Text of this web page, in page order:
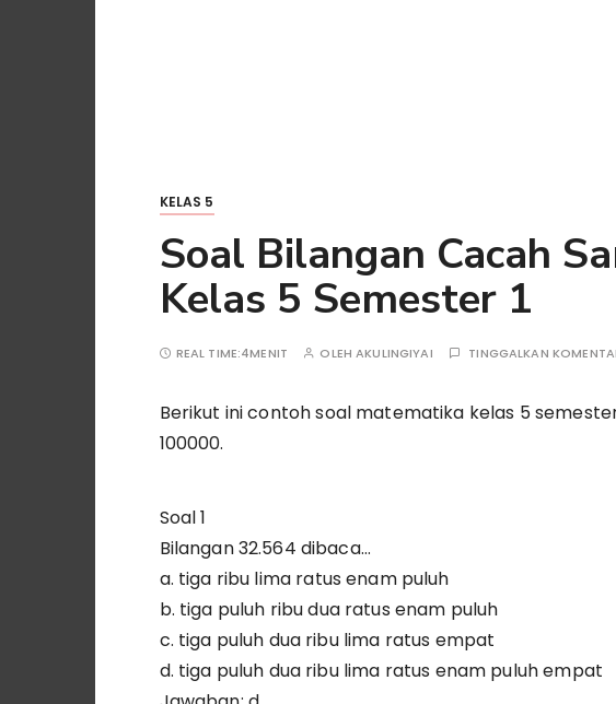
KELAS 5
Soal Bilangan Cacah
Kelas 5 Semester 1
REAL TIME:4MENIT OLEHAKULINGIYAI TINGGALKAN
Berikut ini contoh soal matematika kelas 5
100000.
Soal 1
Bilangan 32.564 dibaca…
a. tiga ribu lima ratus enam puluh
b. tiga puluh ribu dua ratus enam puluh
c. tiga puluh dua ribu lima ratus empat
d. tiga puluh dua ribu lima ratus enam puluh empat